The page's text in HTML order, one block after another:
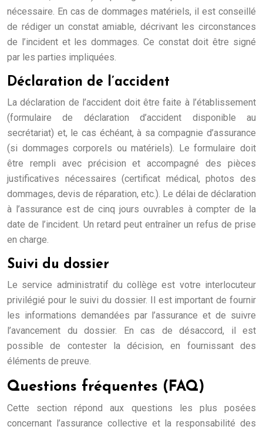
nécessaire. En cas de dommages matériels, il est conseillé
de rédiger un constat amiable, décrivant les circonstances
de l’incident et les dommages. Ce constat doit être signé
par les parties impliquées.
Déclaration de l’accident
La déclaration de l’accident doit être faite à l’établissement
(formulaire de déclaration d’accident disponible au
secrétariat) et, le cas échéant, à sa compagnie d’assurance
(si dommages corporels ou matériels). Le formulaire doit
être rempli avec précision et accompagné des pièces
justificatives nécessaires (certificat médical, photos des
dommages, devis de réparation, etc.). Le délai de déclaration
à l’assurance est de cinq jours ouvrables à compter de la
date de l’incident. Un retard peut entraîner un refus de prise
en charge.
Suivi du dossier
Le service administratif du collège est votre interlocuteur
privilégié pour le suivi du dossier. Il est important de fournir
les informations demandées par l’assurance et de suivre
l’avancement du dossier. En cas de désaccord, il est
possible de contester la décision, en fournissant des
éléments de preuve.
Questions fréquentes (FAQ)
Cette section répond aux questions les plus posées
concernant l’assurance collective et la responsabilité des